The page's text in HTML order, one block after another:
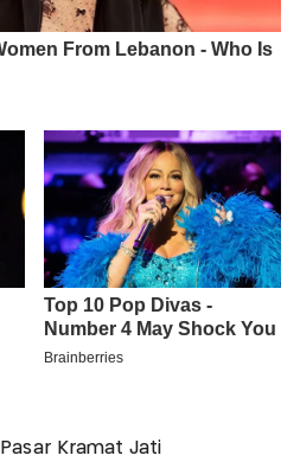
Kramat Jati